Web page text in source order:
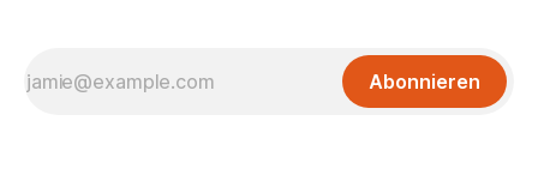
Abonnieren